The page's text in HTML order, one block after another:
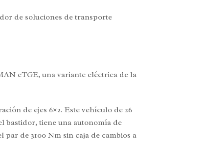
de soluciones de transporte
eTGE, una variante eléctrica de la
de ejes 6×2. Este vehículo de 26
bastidor, tiene una autonomía de
de 3100 Nm sin caja de cambios a